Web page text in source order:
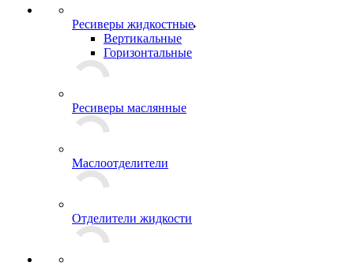
Ресиверы жидкостные
Вертикальные
Горизонтальные
Ресиверы маслянные
Маслоотделители
Отделители жидкости